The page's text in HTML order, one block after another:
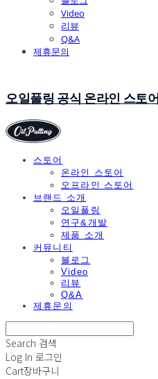
Video
리뷰
Q&A
제휴문의
오일풀링 공식 온라인 스토어
스토어
온라인 스토어
오프라인 스토어
브랜드 소개
오일풀링
연구&개발
제품 소개
커뮤니티
블로그
Video
리뷰
Q&A
제휴문의
Search 검색
Log In 로그인
Cart장바구니